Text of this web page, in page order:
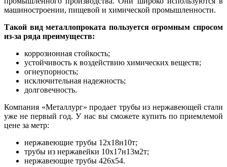
машиностроении, пищевой и химической промышленности.
Такой вид металлопроката пользуется огромным спросом
из-за ряда преимуществ:
коррозионная стойкость;
устойчивость к воздействию химических веществ;
огнеупорность;
исключительная надежность;
долговечность.
Компания «Металлург» продает трубы из нержавеющей стали
уже не первый год. У нас вы сможете купить по приемлемой
цене за метр:
нержавеющие трубы 12х18н10т;
трубы из нержавейки 10х17н13м2т;
нержавеющие трубы 426х54.